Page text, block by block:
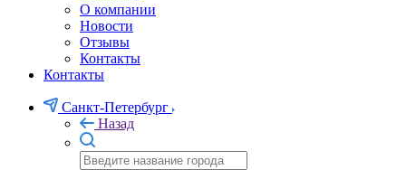
Компания
О компании
Новости
Отзывы
Контакты
Санкт-Петербург